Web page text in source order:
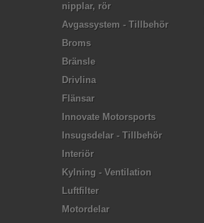
nipplar, rör
Avgassystem - Tillbehör
Broms
Bränsle
Drivlina
Flänsar
Innovate Motorsports
Insugsdelar - Tillbehör
Interiör
Kylning - Ventilation
Luftfilter
Motordelar